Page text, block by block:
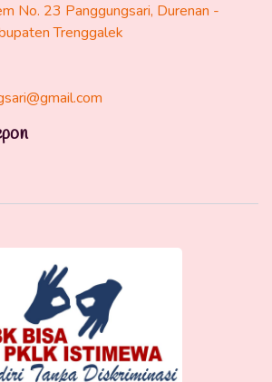
No. 23 Panggungsari, Durenan -
Trenggalek